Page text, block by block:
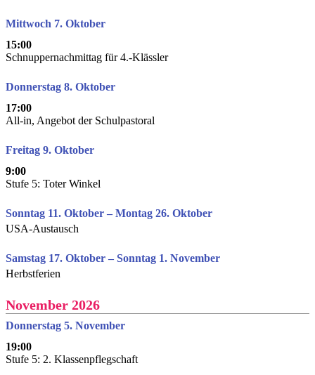
Mittwoch 7. Oktober
15:00
Schnuppernachmittag für 4.-Klässler
Donnerstag 8. Oktober
17:00
All-in, Angebot der Schulpastoral
Freitag 9. Oktober
9:00
Stufe 5: Toter Winkel
Sonntag 11. Oktober – Montag 26. Oktober
USA-Austausch
Samstag 17. Oktober – Sonntag 1. November
Herbstferien
November 2026
Donnerstag 5. November
19:00
Stufe 5: 2. Klassenpflegschaft